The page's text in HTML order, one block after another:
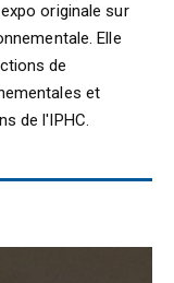
originale sur
Elle
de
et
de l'IPHC.